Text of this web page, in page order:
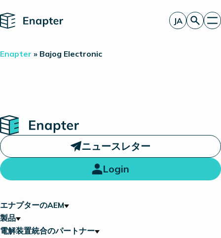
Home
お見積もり
投資家情報
JA
Enapter » Bajog Electronic
Home
ニュースレター
Login
エナプターのAEM
製品
電解装置統合のパートナー